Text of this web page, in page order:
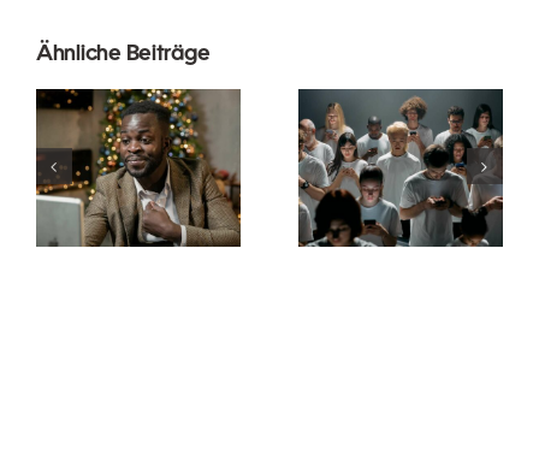
Ähnliche Beiträge
Wie man
Follower auf
LinkedIn
ausblendet,
um die
Privatsphäre
Tipps zur
Gestaltung
beeindruckender
Facebook-
Anzeigen,
die